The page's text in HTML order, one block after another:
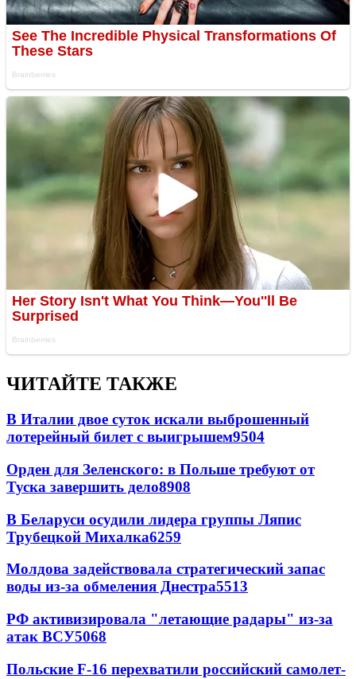
ЧИТАЙТЕ ТАКЖЕ
В Италии двое суток искали выброшенный
лотерейный билет с выигрышем9504
Орден для Зеленского: в Польше требуют от
Туска завершить дело8908
В Беларуси осудили лидера группы Ляпис
Трубецкой Михалка6259
Молдова задействовала стратегический запас
воды из-за обмеления Днестра5513
РФ активизировала "летающие радары" из-за
атак ВСУ5068
Польские F-16 перехватили российский самолет-